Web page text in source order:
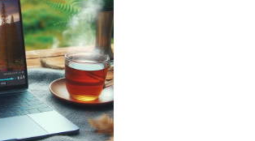
ویژگی های محصول
منابع آموزشی